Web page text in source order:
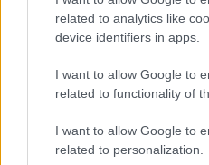
related to analytics like
device identifiers in apps.
I want to allow Google to
related to functionality of
I want to allow Google to
related to personalization.
Απαντήστε
Δεν 10·06·2026 16:07
το πιστεύω! Είναι δυνατόν,